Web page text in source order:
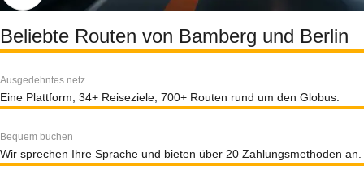
Beliebte Routen von Bamberg und Berlin
Ausgedehntes netz
Eine Plattform, 34+ Reiseziele, 700+ Routen rund um den Globus.
Bequem buchen
Wir sprechen Ihre Sprache und bieten über 20 Zahlungsmethoden an.